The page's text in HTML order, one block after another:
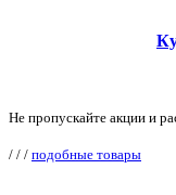
Не пропускайте акции и
/ / / подобные товары